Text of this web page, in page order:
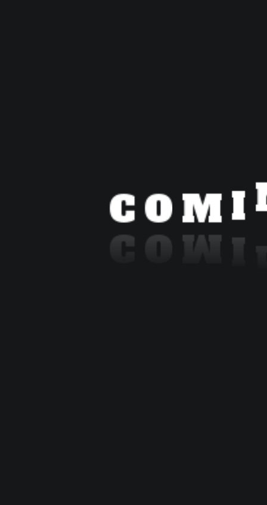
COMI